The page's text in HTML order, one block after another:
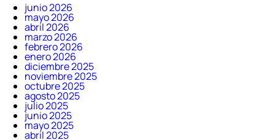
junio 2026
mayo 2026
abril 2026
marzo 2026
febrero 2026
enero 2026
diciembre 2025
noviembre 2025
octubre 2025
agosto 2025
julio 2025
junio 2025
mayo 2025
abril 2025